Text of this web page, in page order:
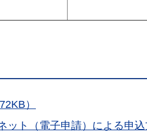
）
ット（電子申請）による申